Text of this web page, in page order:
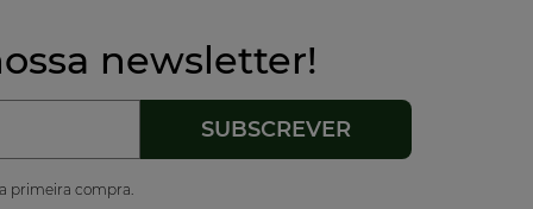
newsletter!
primeira compra.